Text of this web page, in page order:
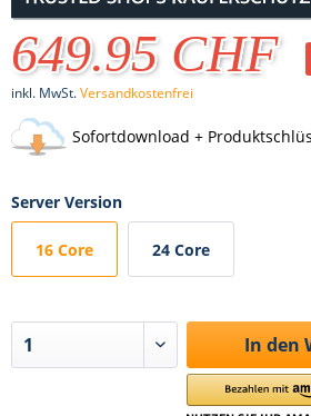
649.95 CHF
inkl. MwSt.Versandkostenfrei
Sofortdownload +
Server Version
16 Core 24 Core
In den